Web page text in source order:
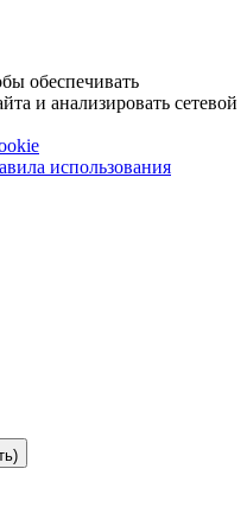
обеспечивать
и анализировать сетевой
использования